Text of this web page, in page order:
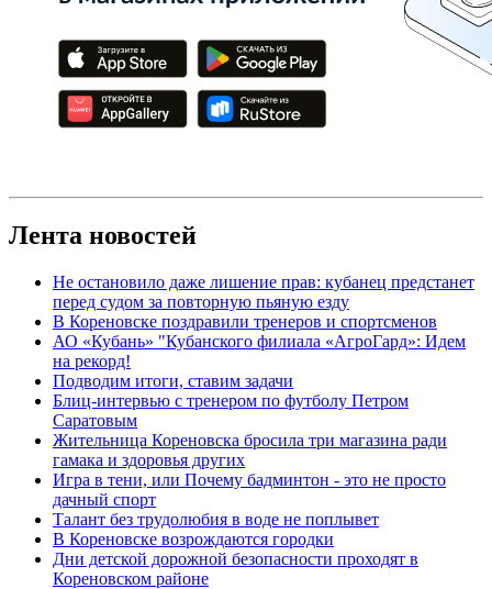
Лента новостей
Не остановило даже лишение прав: кубанец предстанет
перед судом за повторную пьяную езду
В Кореновске поздравили тренеров и спортсменов
АО «Кубань» "Кубанского филиала «АгроГард»: Идем
на рекорд!
Подводим итоги, ставим задачи
Блиц-интервью с тренером по футболу Петром
Саратовым
Жительница Кореновска бросила три магазина ради
гамака и здоровья других
Игра в тени, или Почему бадминтон - это не просто
дачный спорт
Талант без трудолюбия в воде не поплывет
В Кореновске возрождаются городки
Дни детской дорожной безопасности проходят в
Кореновском районе